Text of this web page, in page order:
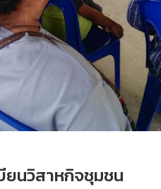
ยนวิสาหกิจชุมชน